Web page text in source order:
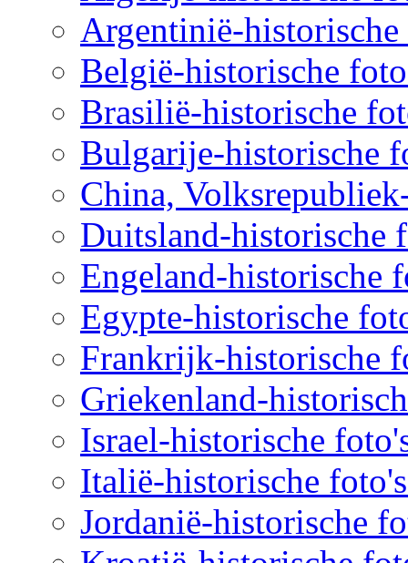
Argentinië-
België-historische
Brasilië-historische
Bulgarije-historische
China,
Duitsland-historische
Engeland-historische
Egypte-historische
Frankrijk-historische
Griekenland-
Israel-historische
Italië-historische
Jordanië-historische